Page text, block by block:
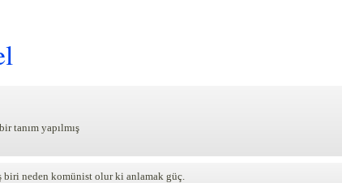
tanım yapılmış
biri neden komünist olur ki anlamak güç.